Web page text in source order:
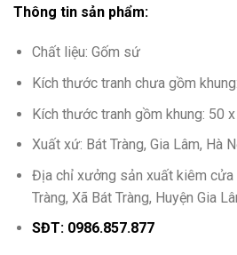
Thông tin sản phẩm:
Chất liệu: Gốm sứ
Kích thước tranh chưa gồm
Kích thước tranh gồm khung: 50
Xuất xứ: Bát Tràng, Gia Lâm, Hà
Địa chỉ xưởng sản xuất kiêm cửa
Tràng, Xã Bát Tràng, Huyện Gia
SĐT: 0986.857.877